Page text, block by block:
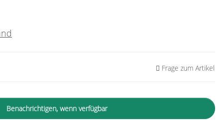
Frage zum Artikel
Benachrichtigen, wenn verfügbar